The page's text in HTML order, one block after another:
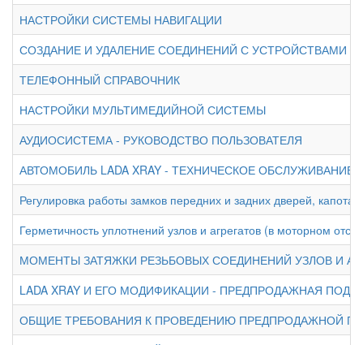
НАСТРОЙКИ СИСТЕМЫ НАВИГАЦИИ
СОЗДАНИЕ И УДАЛЕНИЕ СОЕДИНЕНИЙ С УСТРОЙСТВАМИ
ТЕЛЕФОННЫЙ СПРАВОЧНИК
НАСТРОЙКИ МУЛЬТИМЕДИЙНОЙ СИСТЕМЫ
АУДИОСИСТЕМА - РУКОВОДСТВО ПОЛЬЗОВАТЕЛЯ
АВТОМОБИЛЬ LADA XRAY - ТЕХНИЧЕСКОЕ
Регулировка работы замков передних и задних дверей,
Герметичность уплотнений узлов и агрегатов (в моторном
МОМЕНТЫ ЗАТЯЖКИ РЕЗЬБОВЫХ СОЕДИНЕНИЙ УЗЛОВ И
LADA XRAY И ЕГО МОДИФИКАЦИИ - ПРЕДПРОДАЖНАЯ
ОБЩИЕ ТРЕБОВАНИЯ К ПРОВЕДЕНИЮ ПРЕДПРОДАЖНОЙ